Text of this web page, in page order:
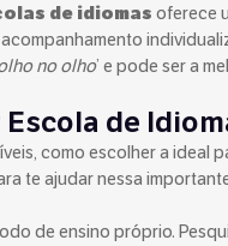
de idiomas oferece
no olho’ e pode ser a
de
como escolher a ideal
te ajudar nessa
de ensino próprio.